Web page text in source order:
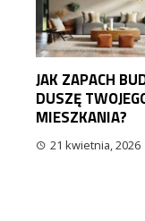
JAK ZAPACH
DUSZĘ
MIESZKANIA?
21 kwietnia, 2026